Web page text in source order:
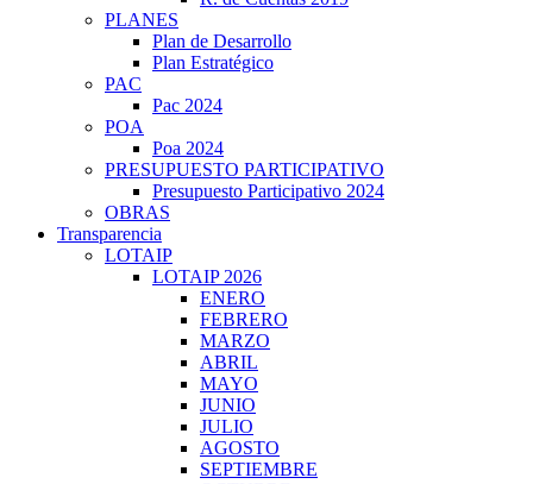
PLANES
Plan de Desarrollo
Plan Estratégico
PAC
Pac 2024
POA
Poa 2024
PRESUPUESTO PARTICIPATIVO
Presupuesto Participativo 2024
OBRAS
Transparencia
LOTAIP
LOTAIP 2026
ENERO
FEBRERO
MARZO
ABRIL
MAYO
JUNIO
JULIO
AGOSTO
SEPTIEMBRE